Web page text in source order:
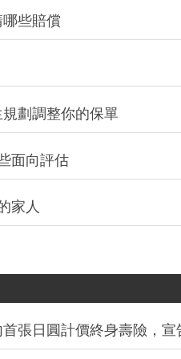
些賠償
劃調整你的保單
面向評估
家人
張日圓計價終身壽險，宣